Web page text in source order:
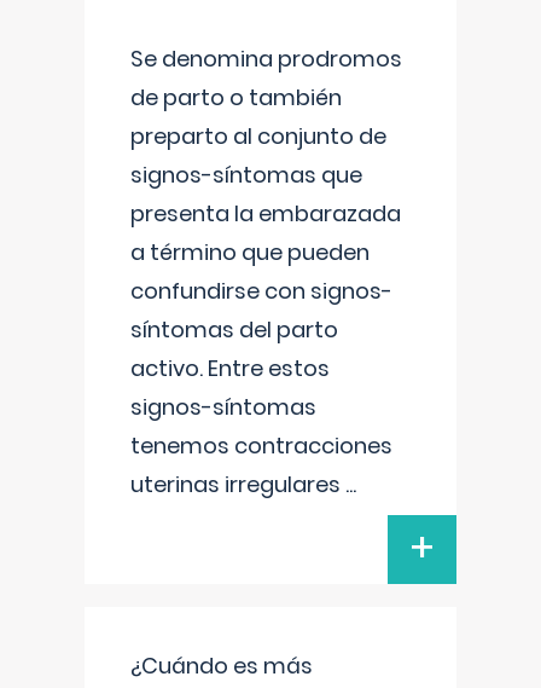
Se denomina prodromos
de parto o también
preparto al conjunto de
signos-síntomas que
presenta la embarazada
a término que pueden
confundirse con signos-
síntomas del parto
activo. Entre estos
signos-síntomas
tenemos contracciones
uterinas irregulares ...
+
¿Cuándo es más